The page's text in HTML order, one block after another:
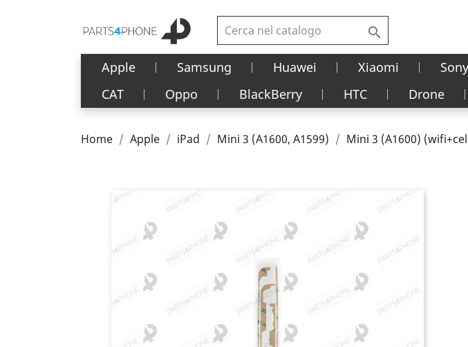

Apple Samsung Huawei Xiaomi Sony
CAT
Oppo BlackBerry HTC Drone
Home Apple iPad Mini 3 (A1600, A1599) Mini 3 (A1600)